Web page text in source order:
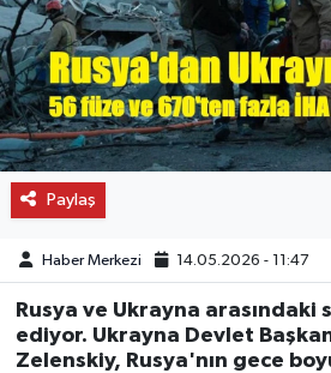
Paylaş
Haber Merkezi 14.05.2026 - 11:47
Rusya ve Ukrayna arasındaki
ediyor. Ukrayna Devlet
Zelenskiy, Rusya'nın gece
SPOR
FİNANS